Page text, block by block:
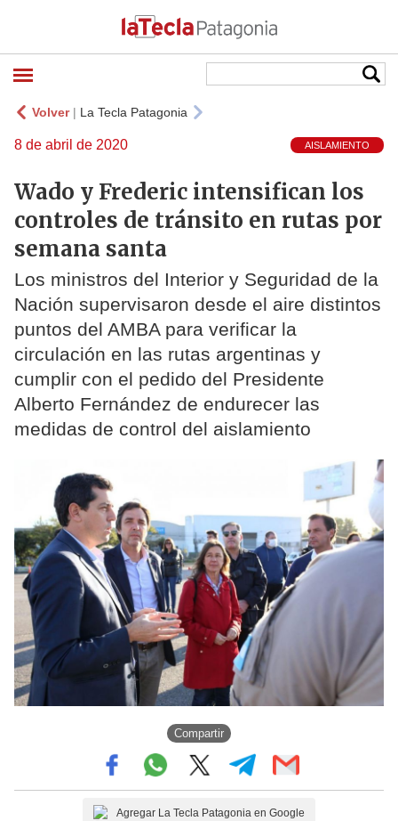
Volver| La Tecla Patagonia
8 de abril de 2020 AISLAMIENTO
Wado y Frederic intensifican los
controles de tránsito en rutas por
semana santa
Los ministros del Interior y Seguridad de la
Nación supervisaron desde el aire distintos
puntos del AMBA para verificar la
circulación en las rutas argentinas y
cumplir con el pedido del Presidente
Alberto Fernández de endurecer las
medidas de control del aislamiento
Compartir
Agregar La Tecla Patagonia en Google